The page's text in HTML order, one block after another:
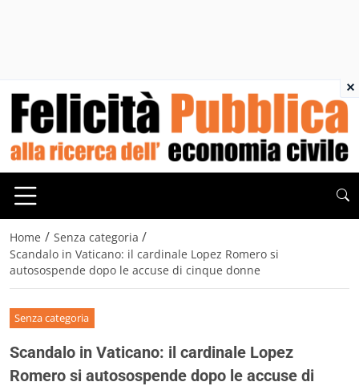
Home / Senza categoria /
Scandalo in Vaticano: il cardinale Lopez Romero si
autosospende dopo le accuse di cinque donne
Senza categoria
Scandalo in Vaticano: il cardinale Lopez
Romero si autosospende dopo le accuse di
×